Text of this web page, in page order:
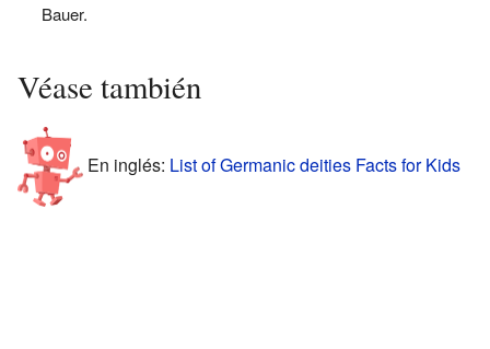
Bauer.
Véase también
En inglés: List of Germanic deities Facts for Kids